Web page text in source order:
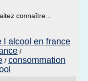
connaître...
l alcool en france
/
/ consommation